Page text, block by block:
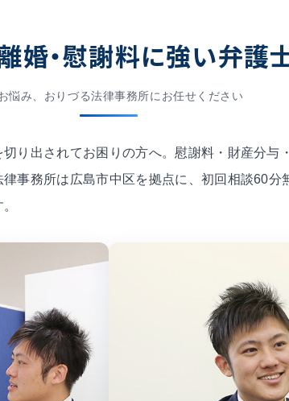
婚・慰謝料に強い弁護
悩み、おりづる法律事務所にお任せください
り出されてお困りの方へ。慰謝料・財産分与
事務所は広島市中区を拠点に、初回相談60分